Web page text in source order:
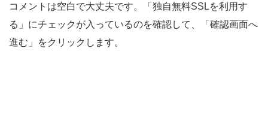
コメントは空白で大丈夫です。「独自無料SSLを利用す
る」にチェックが入っているのを確認して、「確認画面へ
進む」をクリックします。